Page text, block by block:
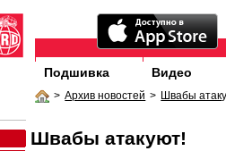
Подшивка Видео
> Архив новостей > Швабы
Швабы атакуют!